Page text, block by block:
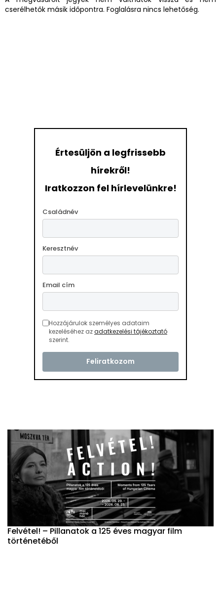
cserélhetők másik időpontra. Foglalásra nincs lehetőség.
Értesüljön a legfrissebb
hírekről!
Iratkozzon fel hírlevelünkre!
Családnév
Keresztnév
Email cím
Hozzájárulok személyes adataim
kezeléséhez azadatkezelési tájékoztató
szerint.
Felvétel! – Pillanatok a 125 éves magyar film
történetéből